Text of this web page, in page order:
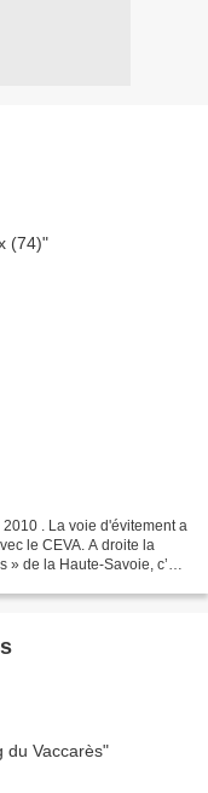
. La voie d'évitement a
le CEVA. A droite la
de la Haute-Savoie, c’est